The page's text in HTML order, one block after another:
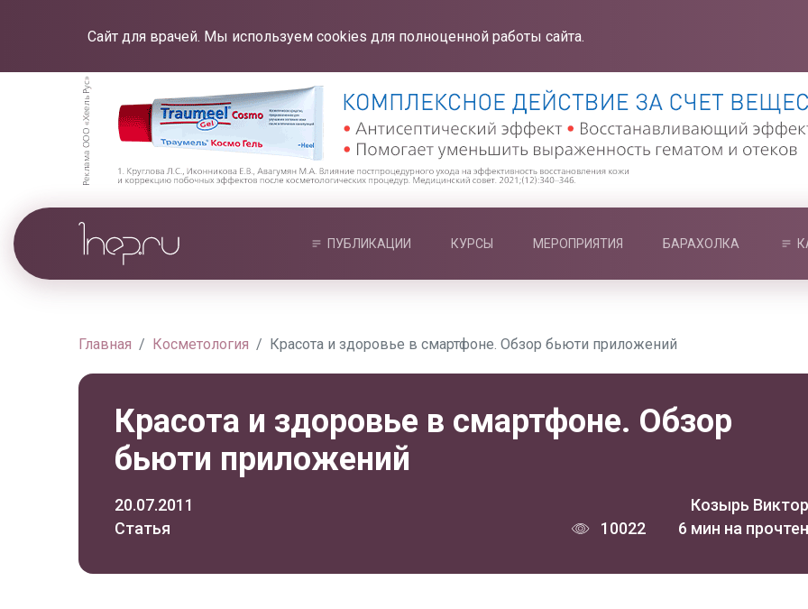
Сайт для врачей. Мы используем cookies для полноценной работы сайта.
ПУБЛИКАЦИИ КУРСЫ МЕРОПРИЯТИЯ БАРАХОЛКА
Главная Косметология Красота и здоровье в смартфоне. Обзор бьюти приложений
Красота и здоровье в смартфоне. Обзор
бьюти приложений
20.07.2011
Статья
Козырь
10022
6 мин на